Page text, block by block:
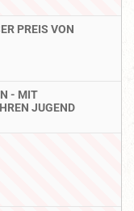
PREIS VON R
- MIT
JUGEND